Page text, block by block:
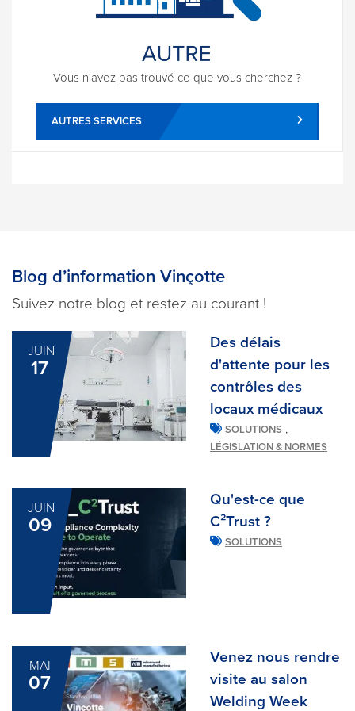
Vous n'avez pas trouvé ce que vous cherchez ?
AUTRES SERVICES
Blog d’information Vinçotte
Suivez notre blog et restez au courant !
JUIN
17
Des délais
d'attente pour les
contrôles des
locaux médicaux
SOLUTIONS ,
LÉGISLATION & NORMES
JUIN
09
Qu'est-ce que
C²Trust ?
SOLUTIONS
MAI
07
Venez nous rendre
visite au salon
Welding Week